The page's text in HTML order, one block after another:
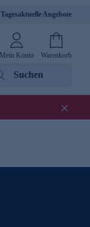
Tagesaktuelle Angebote
Mein Konto Warenkorb
Suchen